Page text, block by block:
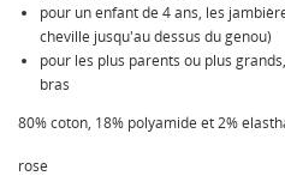
pour un enfant de 4 ans, les
cheville jusqu'au dessus du genou)
pour les plus parents ou plus
bras
80% coton, 18% polyamide et 2%
rose